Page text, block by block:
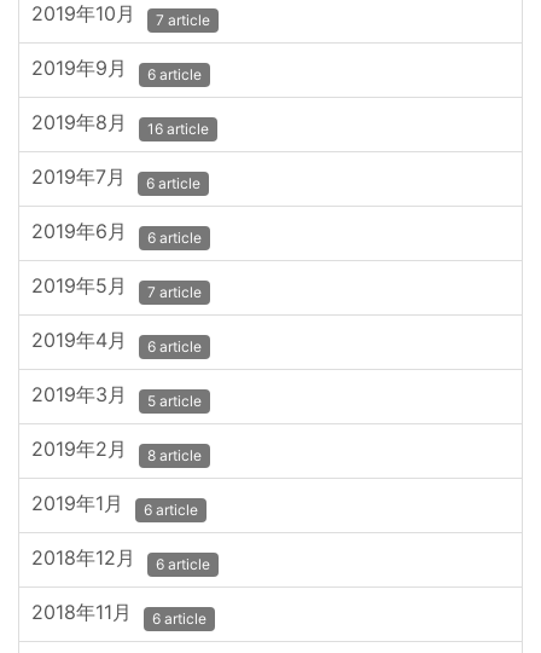
2019年10月 7 article
2019年9月 6 article
2019年8月 16 article
2019年7月 6 article
2019年6月 6 article
2019年5月 7 article
2019年4月 6 article
2019年3月 5 article
2019年2月 8 article
2019年1月 6 article
2018年12月 6 article
2018年11月 6 article